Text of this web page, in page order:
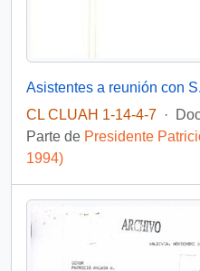
Asistentes a reunión con
CL CLUAH 1-14-4-7 ·
Parte de Presidente
1994)